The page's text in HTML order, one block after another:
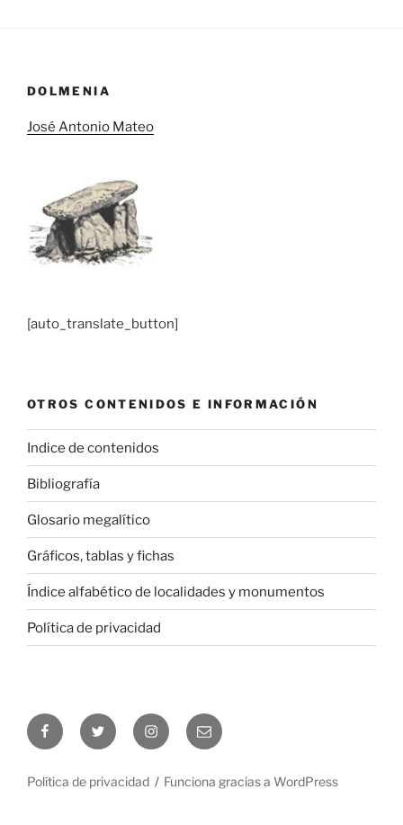
DOLMENIA
José Antonio Mateo
[auto_translate_button]
OTROS CONTENIDOS E INFORMACIÓN
Indice de contenidos
Bibliografía
Glosario megalítico
Gráficos, tablas y fichas
Índice alfabético de localidades y monumentos
Política de privacidad
FacebookTwitter InstagramCorreo
electrónico
Política de privacidad Funciona gracias a WordPress